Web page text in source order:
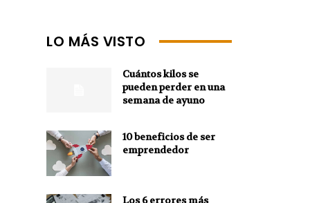
LO MÁS VISTO
Cuántos kilos se
pueden perder en una
semana de ayuno
10 beneficios de ser
emprendedor
Los 6 errores más